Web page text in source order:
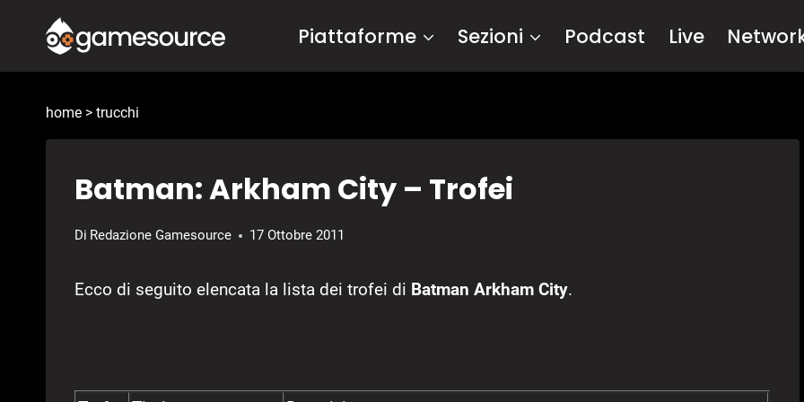
contenuto
Piattaforme Sezioni Podcast Live
home > trucchi
Batman: Arkham City – Trofei
Di Redazione Gamesource 17 Ottobre 2011
Ecco di seguito elencata la lista dei trofei di Batman Arkham City.